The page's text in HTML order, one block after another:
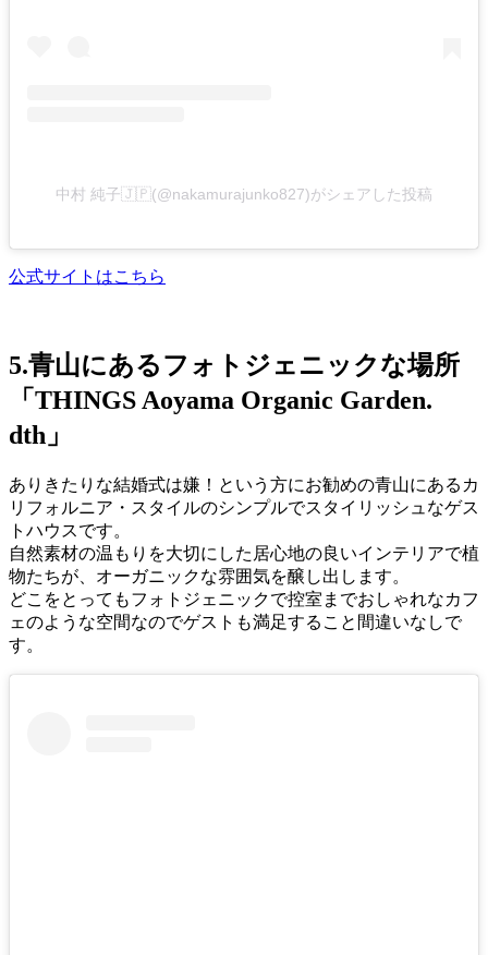
中村 純子🇯🇵(@nakamurajunko827)がシェアした投稿
公式サイトはこちら
5.青山にあるフォトジェニックな場所
「THINGS Aoyama Organic Garden.
dth」
ありきたりな結婚式は嫌！という方にお勧めの青山にあるカ
リフォルニア・スタイルのシンプルでスタイリッシュなゲス
トハウスです。
自然素材の温もりを大切にした居心地の良いインテリアで植
物たちが、オーガニックな雰囲気を醸し出します。
どこをとってもフォトジェニックで控室までおしゃれなカフ
ェのような空間なのでゲストも満足すること間違いなしで
す。